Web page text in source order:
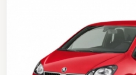
Previous